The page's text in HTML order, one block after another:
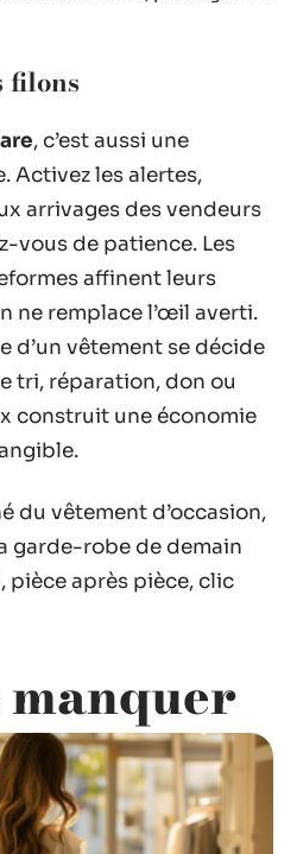
filons
, c’est aussi une
Activez les alertes,
arrivages des vendeurs
vous de patience. Les
affinent leurs
ne remplace l’œil averti.
d’un vêtement se décide
tri, réparation, don ou
construit une économie
du vêtement d’occasion,
garde-robe de demain
pièce après pièce, clic
manquer